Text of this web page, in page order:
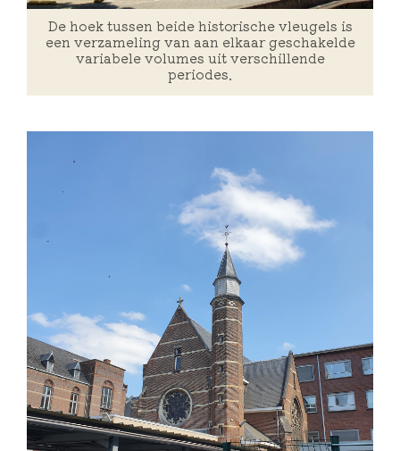
De hoek tussen beide historische vleugels is
een verzameling van aan elkaar geschakelde
variabele volumes uit verschillende
periodes.